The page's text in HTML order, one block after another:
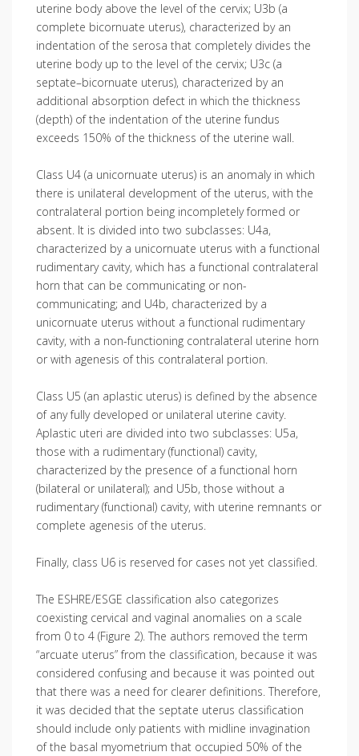
uterine body above the level of the cervix; U3b (a
complete bicornuate uterus), characterized by an
indentation of the serosa that completely divides the
uterine body up to the level of the cervix; U3c (a
septate–bicornuate uterus), characterized by an
additional absorption defect in which the thickness
(depth) of the indentation of the uterine fundus
exceeds 150% of the thickness of the uterine wall.
Class U4 (a unicornuate uterus) is an anomaly in which
there is unilateral development of the uterus, with the
contralateral portion being incompletely formed or
absent. It is divided into two subclasses: U4a,
characterized by a unicornuate uterus with a functional
rudimentary cavity, which has a functional contralateral
horn that can be communicating or non-
communicating; and U4b, characterized by a
unicornuate uterus without a functional rudimentary
cavity, with a non-functioning contralateral uterine horn
or with agenesis of this contralateral portion.
Class U5 (an aplastic uterus) is defined by the absence
of any fully developed or unilateral uterine cavity.
Aplastic uteri are divided into two subclasses: U5a,
those with a rudimentary (functional) cavity,
characterized by the presence of a functional horn
(bilateral or unilateral); and U5b, those without a
rudimentary (functional) cavity, with uterine remnants or
complete agenesis of the uterus.
Finally, class U6 is reserved for cases not yet classified.
The ESHRE/ESGE classification also categorizes
coexisting cervical and vaginal anomalies on a scale
from 0 to 4 (Figure 2). The authors removed the term
“arcuate uterus” from the classification, because it was
considered confusing and because it was pointed out
that there was a need for clearer definitions. Therefore,
it was decided that the septate uterus classification
should include only patients with midline invagination
of the basal myometrium that occupied 50% of the